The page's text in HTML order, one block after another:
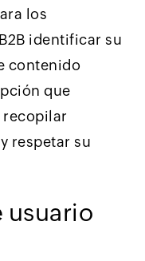
los
identificar su
contenido
que
recopilar
respetar su
usuario